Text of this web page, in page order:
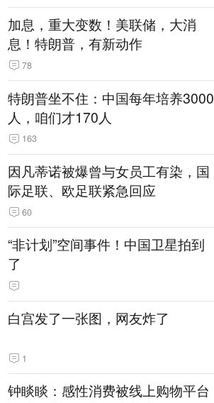
加息，重大变数！美联储，大消
息！特朗普，有新动作
78
特朗普坐不住：中国每年培养3000
人，咱们才170人
163
因凡蒂诺被爆曾与女员工有染，国
际足联、欧足联紧急回应
60
“非计划”空间事件！中国卫星拍到
了
白宫发了一张图，网友炸了
1
钟睒睒：感性消费被线上购物平台